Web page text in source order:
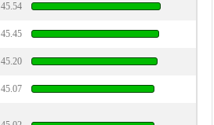
45.54
45.45
45.20
45.07